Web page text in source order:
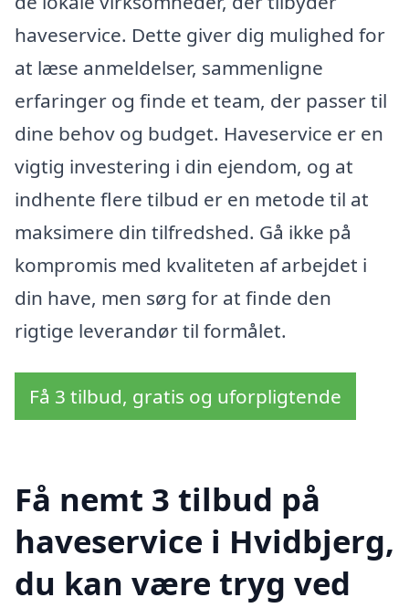
haveservice. Dette giver dig mulighed for
at læse anmeldelser, sammenligne
erfaringer og finde et team, der passer til
dine behov og budget. Haveservice er en
vigtig investering i din ejendom, og at
indhente flere tilbud er en metode til at
maksimere din tilfredshed. Gå ikke på
kompromis med kvaliteten af arbejdet i
din have, men sørg for at finde den
rigtige leverandør til formålet.
Få 3 tilbud, gratis og uforpligtende
Få nemt 3 tilbud på
haveservice i Hvidbjerg,
du kan være tryg ved